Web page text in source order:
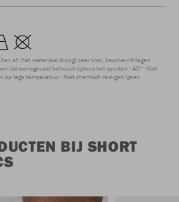
af. Het materiaal droogt zeer snel, beschermt tegen
lichaamsgevoel behoudt tijdens het sporten. 40° Niet
op lage temperatuur Niet chemisch reinigen/geen
BIJ SHORT